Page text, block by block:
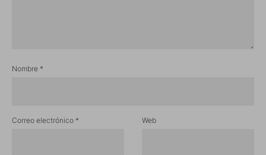
Nombre *
Correo electrónico * Web